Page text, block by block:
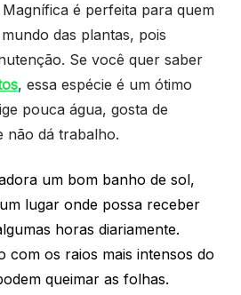
é perfeita para quem
das plantas, pois
Se você quer saber
, essa espécie é um ótimo
pouca água, gosta de
não dá trabalho.
um bom banho de sol,
lugar onde possa receber
horas diariamente.
com os raios mais intensos do
queimar as folhas.